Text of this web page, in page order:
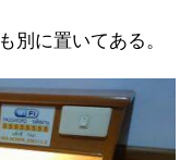
別に置いてある。